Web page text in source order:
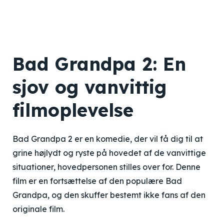
Bad Grandpa 2: En
sjov og vanvittig
filmoplevelse
Bad Grandpa 2 er en komedie, der vil få dig til at
grine højlydt og ryste på hovedet af de vanvittige
situationer, hovedpersonen stilles over for. Denne
film er en fortsættelse af den populære Bad
Grandpa, og den skuffer bestemt ikke fans af den
originale film.